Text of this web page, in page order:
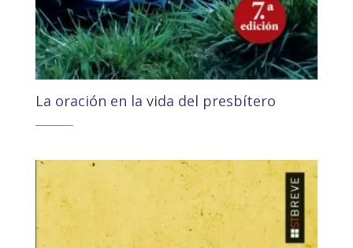
La oración en la vida del presbítero
11,00€